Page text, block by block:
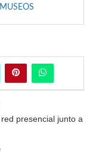
presencial junto a